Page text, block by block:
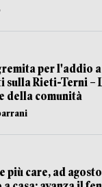
per l'addio
sulla Rieti-Terni –
della comunità
più care, ad